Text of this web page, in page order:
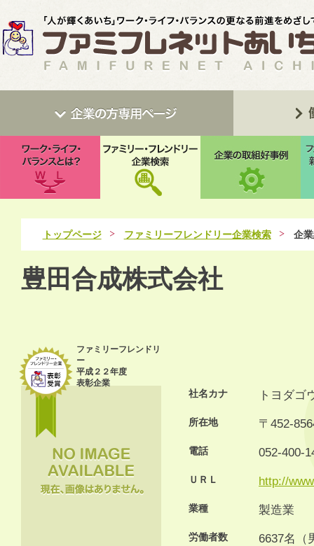
トップページ ファミリーフレンドリー企業検索 企
豊田合成株式会社
ファミリーフレンドリ
ー
平成２２年度
表彰企業
社名カナ トヨダゴ
所在地 〒452-
電話 052-400-
ＵＲＬ http://
業種 製造業
労働者数 6637名（